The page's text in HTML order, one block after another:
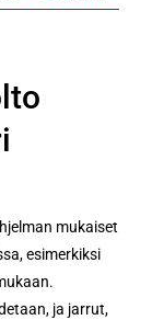
mukaiset
esimerkiksi
ja jarrut,